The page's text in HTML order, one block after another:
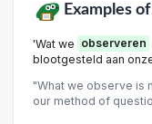
Examples of
'Wat we observeren
blootgesteld aan
"What we observe is
our method of